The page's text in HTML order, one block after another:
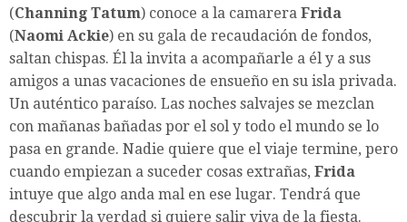
(Channing Tatum) conoce a la camarera Frida
(Naomi Ackie) en su gala de recaudación de fondos,
saltan chispas. Él la invita a acompañarle a él y a sus
amigos a unas vacaciones de ensueño en su isla privada.
Un auténtico paraíso. Las noches salvajes se mezclan
con mañanas bañadas por el sol y todo el mundo se lo
pasa en grande. Nadie quiere que el viaje termine, pero
cuando empiezan a suceder cosas extrañas, Frida
intuye que algo anda mal en ese lugar. Tendrá que
descubrir la verdad si quiere salir viva de la fiesta.